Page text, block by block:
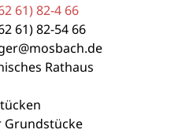
61) 82-4 66
61) 82-5466
Rathaus
Grundstücke